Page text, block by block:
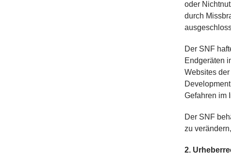
oder
durch
Der SNF
Endgeräten
Websites
Gefahren im
Der SNF
zu
2.